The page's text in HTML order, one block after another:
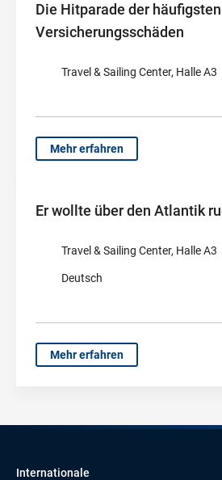
Die Hitparade der häufigsten
Versicherungsschäden
Travel & Sailing Center, Halle A3
Mehr erfahren
Er wollte über den Atlantik
Travel & Sailing Center, Halle A3
Deutsch
Mehr erfahren
Internationale